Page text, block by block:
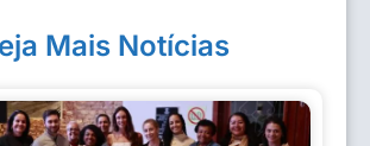
Mais Notícias